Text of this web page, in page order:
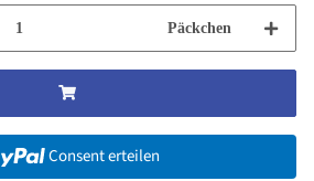
Päckchen
Consent erteilen